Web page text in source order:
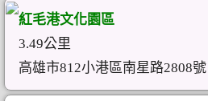
紅毛港文化園區
3.49公里
高雄市812小港區南星路2808號